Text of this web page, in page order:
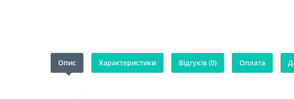
Опис Характеристики Відгуків (0) Оплата